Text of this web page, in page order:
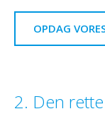
OPDAG
2. Den